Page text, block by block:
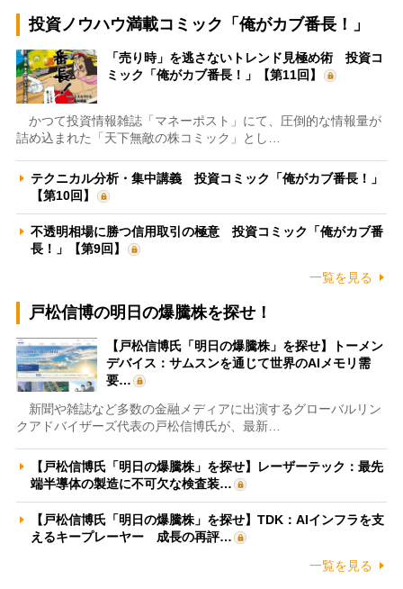
投資ノウハウ満載コミック「俺がカブ番長！」
「売り時」を逃さないトレンド見極め術 投資コ
ミック「俺がカブ番長！」【第11回】
かつて投資情報雑誌「マネーポスト」にて、圧倒的な情報量が
詰め込まれた「天下無敵の株コミック」とし…
テクニカル分析・集中講義 投資コミック「俺がカブ番長！」
【第10回】
不透明相場に勝つ信用取引の極意 投資コミック「俺がカブ番
長！」【第9回】
一覧を見る
戸松信博の明日の爆騰株を探せ！
【戸松信博氏「明日の爆騰株」を探せ】トーメン
デバイス：サムスンを通じて世界のAIメモリ需
要…
新聞や雑誌など多数の金融メディアに出演するグローバルリン
クアドバイザーズ代表の戸松信博氏が、最新…
【戸松信博氏「明日の爆騰株」を探せ】レーザーテック：最先
端半導体の製造に不可欠な検査装…
【戸松信博氏「明日の爆騰株」を探せ】TDK：AIインフラを支
えるキープレーヤー 成長の再評…
一覧を見る